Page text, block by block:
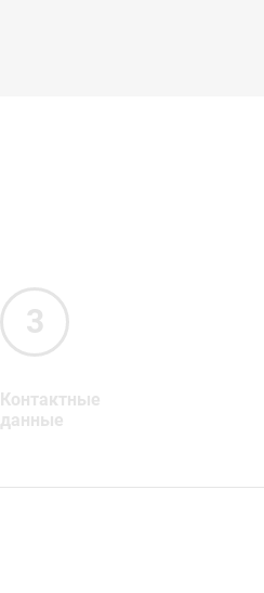
Контактные
данные